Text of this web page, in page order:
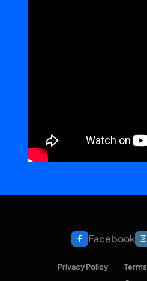
Facebook
Privacy Policy Terms